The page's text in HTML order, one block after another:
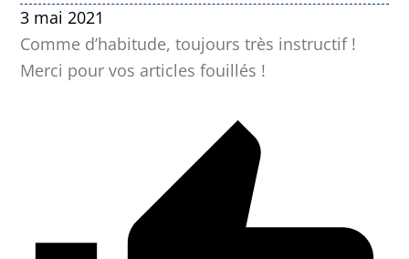
3 mai 2021
Comme d’habitude, toujours très instructif !
Merci pour vos articles fouillés !